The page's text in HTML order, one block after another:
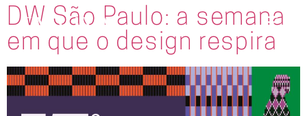
DW São Paulo: a semana
em que o design respira